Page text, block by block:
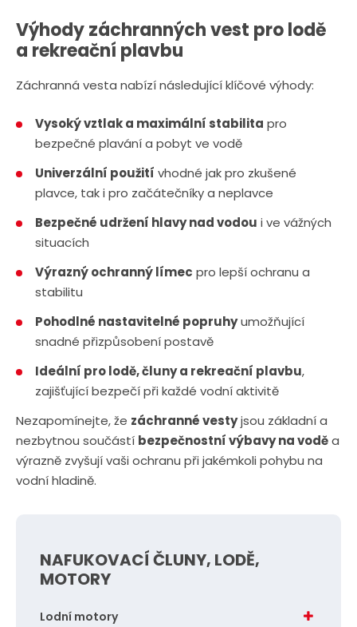
Výhody záchranných vest pro lodě
a rekreační plavbu
Záchranná vesta nabízí následující klíčové výhody:
Vysoký vztlak a maximální stabilita pro
bezpečné plavání a pobyt ve vodě
Univerzální použití vhodné jak pro zkušené
plavce, tak i pro začátečníky a neplavce
Bezpečné udržení hlavy nad vodou i ve vážných
situacích
Výrazný ochranný límec pro lepší ochranu a
stabilitu
Pohodlné nastavitelné popruhyumožňující
snadné přizpůsobení postavě
Ideální pro lodě, čluny a rekreační plavbu,
zajišťující bezpečí při každé vodní aktivitě
Nezapomínejte, že záchranné vestyjsou základní a
nezbytnou součástí bezpečnostní výbavy na voděa
výrazně zvyšují vaši ochranu při jakémkoli pohybu na
vodní hladině.
NAFUKOVACÍ ČLUNY, LODĚ,
MOTORY
Lodní motory